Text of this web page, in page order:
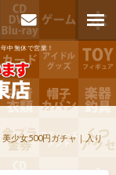
中無休で営業！
お問い合わ
せ
少女500円ガチャ｜入り